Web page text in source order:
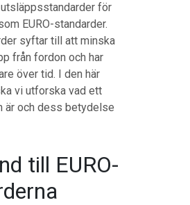
för
EURO-standarder.
syftar till att minska
från fordon och har
över tid. I den här
vi utforska vad ett
är och dess betydelse
till EURO-